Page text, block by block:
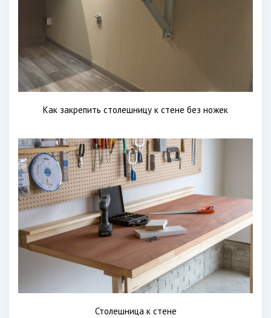
Как закрепить столешницу к стене без ножек
Столешница к стене